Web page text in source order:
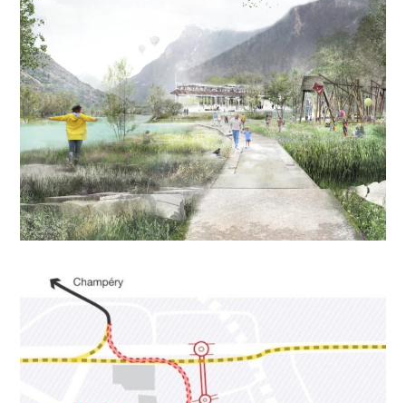
RC112 : Tranchée couverte
de Clos-Donroux à Monthey
GÉNIE CIVIL, ENVIRONNEMENT, TRAVAUX PUBLICS